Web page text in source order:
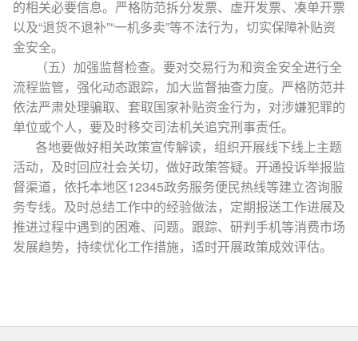
的相关必要信息。严格防范拆分发票、虚开发票、凑单开票
以及“退货不退补”“一机多卖”等不法行为，切实保障补贴资
金安全。
（五）加强监督检查。要对交易行为和资金安全进行全
流程监管，强化动态跟踪，加大监督抽查力度。严格防范并
依法严肃处理骗取、套取国家补贴资金行为，对涉嫌犯罪的
单位或个人，要及时移交司法机关追究刑事责任。
各地要做好相关政策宣传解读，组织开展线下线上主题
活动，及时回应社会关切，做好政策答疑。开通投诉举报监
督渠道，依托本地区12345政务服务便民热线等建立咨询服
务专线。及时总结工作中的经验做法，定期报送工作进展及
推进过程中遇到的困难、问题。跟踪、研判手机等消费市场
发展趋势，持续优化工作措施，适时开展政策成效评估。